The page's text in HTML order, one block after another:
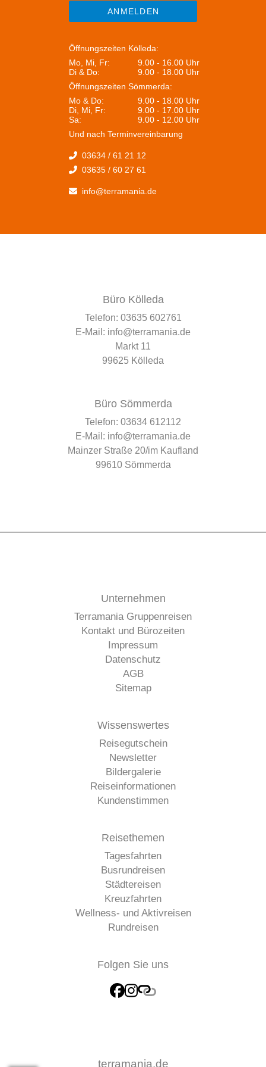
ANMELDEN
Öffnungszeiten Kölleda:
Mo, Mi, Fr:
9.00 - 16.00 Uhr
Di & Do:
9.00 - 18.00 Uhr
Öffnungszeiten Sömmerda:
Mo & Do:
9.00 - 18.00 Uhr
Di, Mi, Fr:
9.00 - 17.00 Uhr
Sa:
9.00 - 12.00 Uhr
Und nach Terminvereinbarung
03634 / 61 21 12
03635 / 60 27 61
info@terramania.de
Büro Kölleda
Telefon: 03635 602761
E-Mail: info@terramania.de
Markt 11
99625 Kölleda
Büro Sömmerda
Telefon: 03634 612112
E-Mail: info@terramania.de
Mainzer Straße 20/im Kaufland
99610 Sömmerda
Unternehmen
Terramania Gruppenreisen
Kontakt und Bürozeiten
Impressum
Datenschutz
AGB
Sitemap
Wissenswertes
Reisegutschein
Newsletter
Bildergalerie
Reiseinformationen
Kundenstimmen
Reisethemen
Tagesfahrten
Busrundreisen
Städtereisen
Kreuzfahrten
Wellness- und Aktivreisen
Rundreisen
Folgen Sie uns
terramania.de